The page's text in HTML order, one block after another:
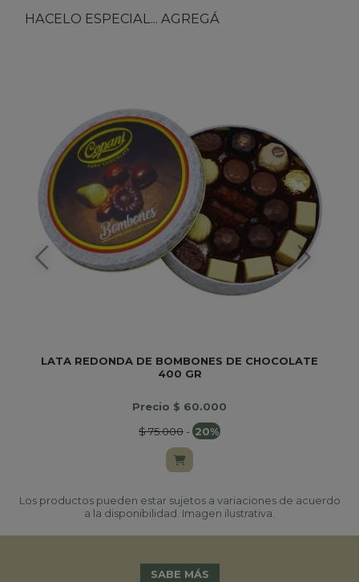
HACELO ESPECIAL... AGREGÁ
LATA REDONDA DE BOMBONES DE CHOCOLATE
400 GR
Precio $ 60.000
$ 75.000- 20%
Los productos pueden estar sujetos a variaciones de acuerdo
a la disponibilidad. Imagen ilustrativa.
SABE MÁS